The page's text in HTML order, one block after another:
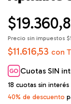
Precio sin impuestos
$11.616,53 con
Cuotas SIN
18 cuotas sin interés
40% de descuento